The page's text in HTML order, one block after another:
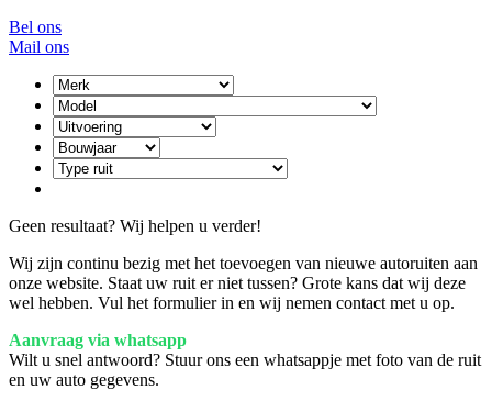
Bel ons
Mail ons
Geen resultaat? Wij helpen u verder!
Wij zijn continu bezig met het toevoegen van nieuwe autoruiten aan
onze website. Staat uw ruit er niet tussen? Grote kans dat wij deze
wel hebben. Vul het formulier in en wij nemen contact met u op.
Aanvraag via whatsapp
Wilt u snel antwoord? Stuur ons een whatsappje met foto van de ruit
en uw auto gegevens.